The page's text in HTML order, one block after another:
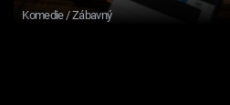
Komedie / Zábavný